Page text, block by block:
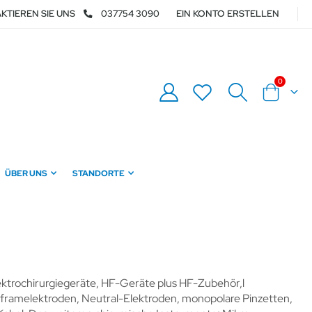
SIE UNS 037754 3090 EIN KONTO ERSTELLEN
Warenkorb
0Artikel
ÜBER UNS STANDORTE
HF-Geräte plus HF-Zubehör,l
Neutral-Elektroden, monopolare Pinzetten,